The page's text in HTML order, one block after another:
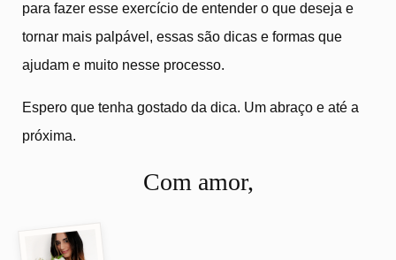
para fazer esse exercício de entender o que deseja e
tornar mais palpável, essas são dicas e formas que
ajudam e muito nesse processo.
Espero que tenha gostado da dica. Um abraço e até a
próxima.
Com amor,